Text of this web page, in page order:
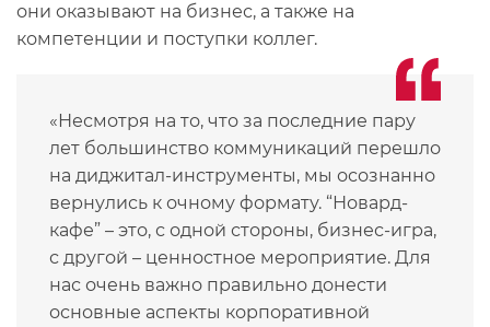
они оказывают на бизнес, а также на
компетенции и поступки коллег.
«Несмотря на то, что за последние пару
лет большинство коммуникаций перешло
на диджитал-инструменты, мы осознанно
вернулись к очному формату. “Новард-
кафе” – это, с одной стороны, бизнес-игра,
с другой – ценностное мероприятие. Для
нас очень важно правильно донести
основные аспекты корпоративной